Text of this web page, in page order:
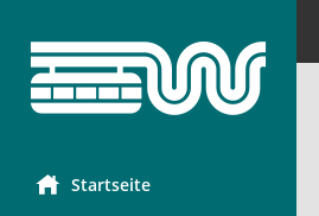
Startseite